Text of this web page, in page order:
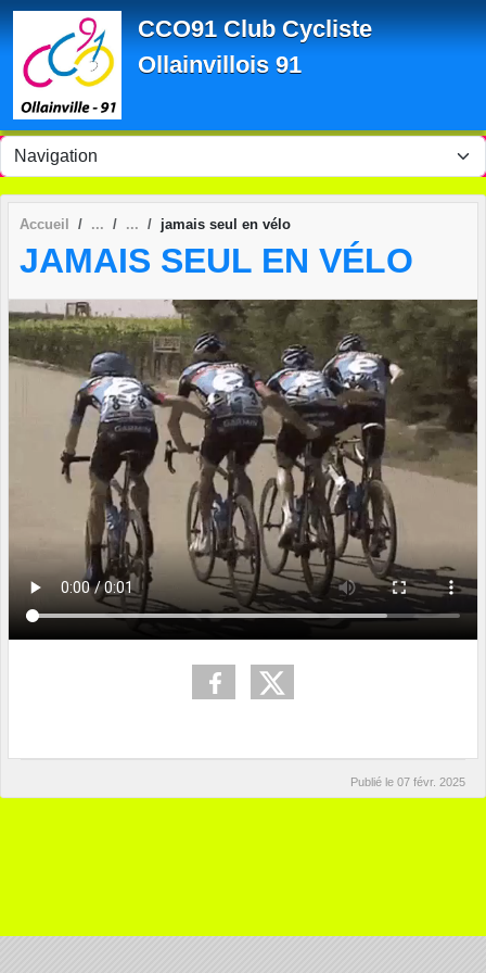
CCO91 Club Cycliste
Ollainvillois 91
Accueil jamais seul en vélo
JAMAIS SEUL EN VÉLO
Publié le 07 févr. 2025
Panneau de gestion des cookies